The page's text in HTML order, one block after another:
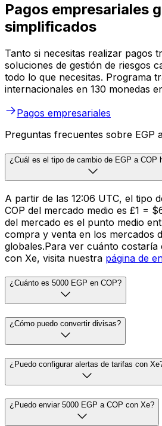
Pagos empresariales
simplificados
Tanto si necesitas realizar pagos
soluciones de gestión de riesgos
todo lo que necesitas. Programa
internacionales en 130 monedas
Pagos empresariales
Preguntas frecuentes sobre EGP
¿Cuál es el tipo de cambio de EGP a COP
A partir de las 12:06 UTC, el tipo
COP del mercado medio es £1 =
del mercado es el punto medio
compra y venta en los mercados
globales.Para ver cuánto costaría
con Xe, visita nuestra página de
¿Cuánto es 5000 EGP en COP?
¿Cómo puedo convertir divisas?
¿Puedo configurar alertas de tarifas con
¿Puedo enviar 5000 EGP a COP con Xe?